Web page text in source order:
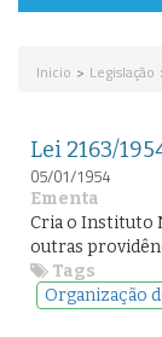
Inicio > Legislação
Lei 2163/
05/01/1954
Ementa
Cria o Instituto
outras
Tags
Organização